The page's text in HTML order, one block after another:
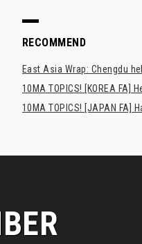
RECOMMEND
East Asia Wrap: Chengdu
10MA TOPICS! [KOREA FA]
10MA TOPICS! [JAPAN